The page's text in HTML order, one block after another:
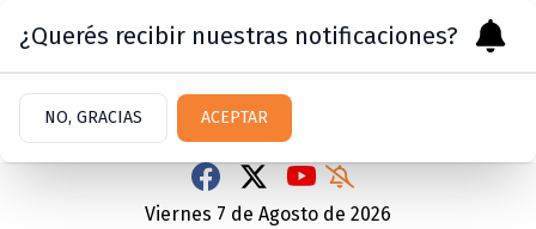
Viernes 7 de Agosto de 2026
¿Querés recibir nuestras notificaciones?
NO, GRACIAS ACEPTAR